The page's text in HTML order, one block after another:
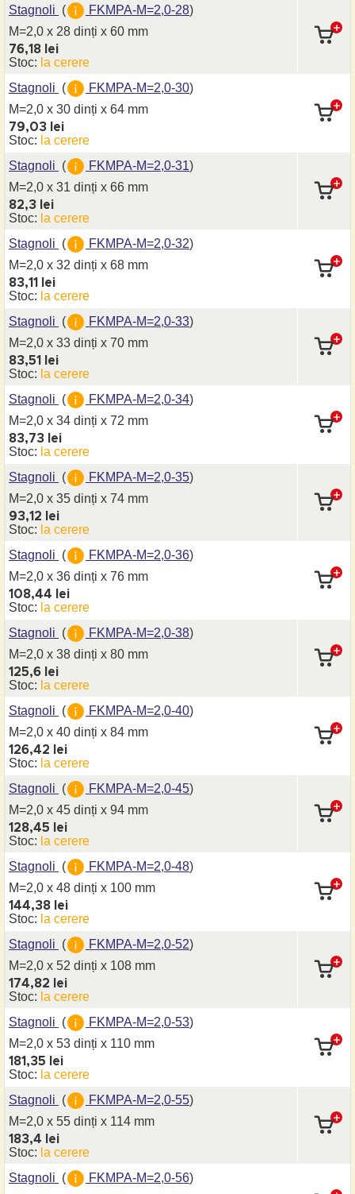
Stagnoli ( FKMPA-M=2,0-28)
M=2,0 x 28 dinți x 60 mm
76,18 lei
Stoc: la cerere
Stagnoli ( FKMPA-M=2,0-30)
M=2,0 x 30 dinți x 64 mm
79,03 lei
Stoc: la cerere
Stagnoli ( FKMPA-M=2,0-31)
M=2,0 x 31 dinți x 66 mm
82,3 lei
Stoc: la cerere
Stagnoli ( FKMPA-M=2,0-32)
M=2,0 x 32 dinți x 68 mm
83,11 lei
Stoc: la cerere
Stagnoli ( FKMPA-M=2,0-33)
M=2,0 x 33 dinți x 70 mm
83,51 lei
Stoc: la cerere
Stagnoli ( FKMPA-M=2,0-34)
M=2,0 x 34 dinți x 72 mm
83,73 lei
Stoc: la cerere
Stagnoli ( FKMPA-M=2,0-35)
M=2,0 x 35 dinți x 74 mm
93,12 lei
Stoc: la cerere
Stagnoli ( FKMPA-M=2,0-36)
M=2,0 x 36 dinți x 76 mm
108,44 lei
Stoc: la cerere
Stagnoli ( FKMPA-M=2,0-38)
M=2,0 x 38 dinți x 80 mm
125,6 lei
Stoc: la cerere
Stagnoli ( FKMPA-M=2,0-40)
M=2,0 x 40 dinți x 84 mm
126,42 lei
Stoc: la cerere
Stagnoli ( FKMPA-M=2,0-45)
M=2,0 x 45 dinți x 94 mm
128,45 lei
Stoc: la cerere
Stagnoli ( FKMPA-M=2,0-48)
M=2,0 x 48 dinți x 100 mm
144,38 lei
Stoc: la cerere
Stagnoli ( FKMPA-M=2,0-52)
M=2,0 x 52 dinți x 108 mm
174,82 lei
Stoc: la cerere
Stagnoli ( FKMPA-M=2,0-53)
M=2,0 x 53 dinți x 110 mm
181,35 lei
Stoc: la cerere
Stagnoli ( FKMPA-M=2,0-55)
M=2,0 x 55 dinți x 114 mm
183,4 lei
Stoc: la cerere
Stagnoli ( FKMPA-M=2,0-56)